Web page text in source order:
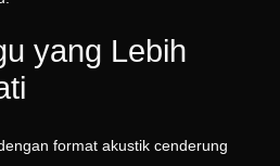
yang Lebih
format akustik cenderung